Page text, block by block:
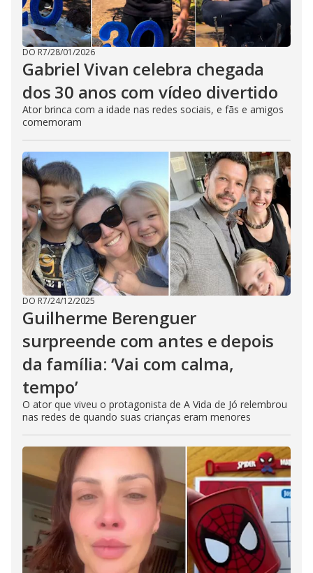
DO R7/28/01/2026
Gabriel Vivan celebra chegada
dos 30 anos com vídeo divertido
Ator brinca com a idade nas redes sociais, e fãs e amigos
comemoram
DO R7/24/12/2025
Guilherme Berenguer
surpreende com antes e depois
da família: ‘Vai com calma,
tempo’
O ator que viveu o protagonista de A Vida de Jó relembrou
nas redes de quando suas crianças eram menores